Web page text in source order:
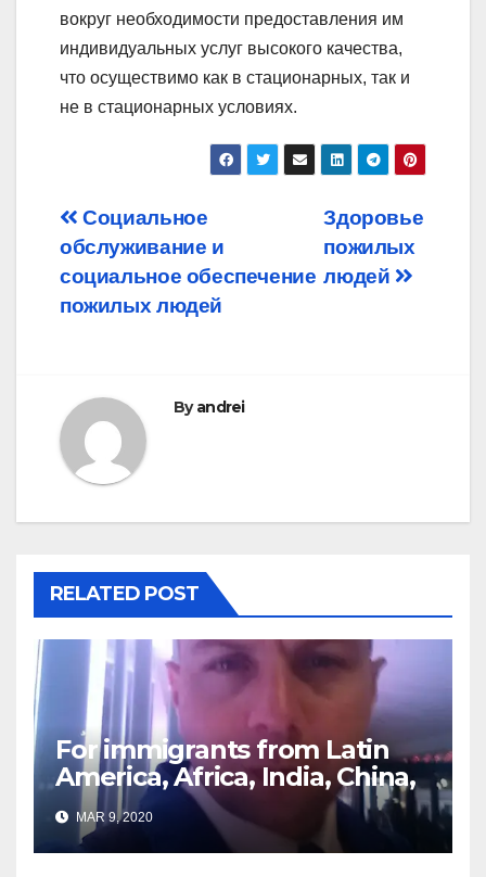
вокруг необходимости предоставления им
индивидуальных услуг высокого качества,
что осуществимо как в стационарных, так и
не в стационарных условиях.
Post
navigation
Здоровье
пожилых
людей
Социальное
обслуживание и
социальное обеспечение
пожилых людей
Byandrei
RELATED POST
For immigrants from Latin
America, Africa, India, China,
etc. you must read this
article
MAR 9, 2020